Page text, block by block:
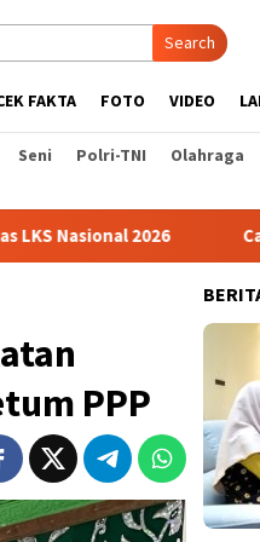
Search
FAKTA FOTO VIDEO
Seni Polri-TNI
Olahraga
Cabai Jadi Fokus
PPP